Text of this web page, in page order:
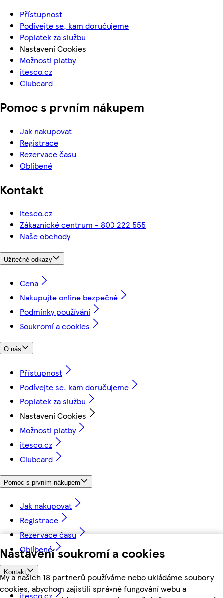
Nastavení soukromí a cookies
My a našich 18 partnerů používáme nebo ukládáme soubory
cookies, abychom zajistili správné fungování webu a
Přístupnost
Podívejte se, kam doručujeme
Poplatek za službu
Nastavení Cookies
Možnosti platby
itesco.cz
Clubcard
Pomoc s prvním nákupem
Jak nakupovat
Registrace
Rezervace času
Oblíbené
Kontakt
itesco.cz
Zákaznické centrum - 800 222 555
Naše obchody
Užitečné odkazy
Cena
Nakupujte online bezpečně
Podmínky používání
Soukromí a cookies
O nás
Přístupnost
Podívejte se, kam doručujeme
Poplatek za službu
Nastavení Cookies
Možnosti platby
itesco.cz
Clubcard
Pomoc s prvním nákupem
Jak nakupovat
Registrace
Rezervace času
Oblíbené
Kontakt
itesco.cz